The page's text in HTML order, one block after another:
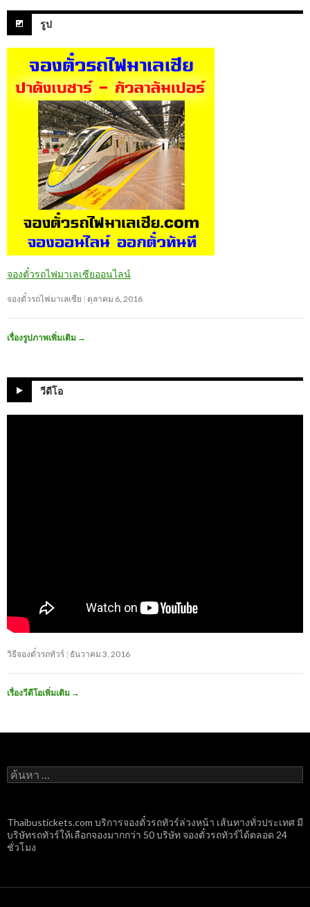
รูป
จองตั๋วรถไฟมาเลเซียออนไลน์
จองตั๋วรถไฟมาเลเซีย ตุลาคม 6, 2016
เรื่องรูปภาพเพิ่มเติม →
วีดีโอ
วิธีจองตั๋วรถทัวร์ ธันวาคม 3, 2016
เรื่องวีดีโอเพิ่มเติม →
ค้นหา
สำหรับ:
Thaibustickets.com บริการจองตั๋วรถทัวร์ล่วงหน้า เส้นทางทั่วประเทศ มี
บริษัทรถทัวร์ให้เลือกจองมากกว่า 50 บริษัท จองตั๋วรถทัวร์ได้ตลอด 24
ชั่วโมง